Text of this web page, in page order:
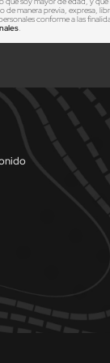
de manera previa, expresa,
conforme a las
.